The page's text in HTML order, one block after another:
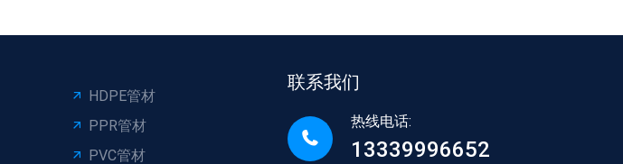
HDPE管材
PPR管材
PVC管材
联系我们
热线电话:
13339996652